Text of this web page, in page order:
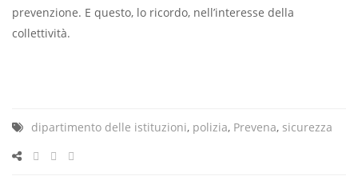
prevenzione. E questo, lo ricordo, nell’interesse della
collettività.
dipartimento delle istituzioni, polizia, Prevena, sicurezza